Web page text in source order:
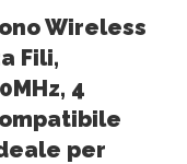
Wireless
Fili,
4
per